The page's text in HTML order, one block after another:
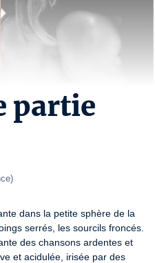
partie
)
dans la petite sphère de la
serrés, les sourcils froncés.
des chansons ardentes et
et acidulée, irisée par des